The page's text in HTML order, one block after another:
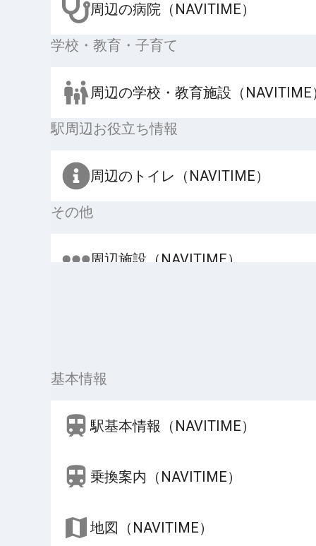
周辺の病院（NAVITIME）
学校・教育・子育て
周辺の学校・教育施設（NAVITIME
駅周辺お役立ち情報
周辺のトイレ（NAVITIME）
その他
周辺施設（NAVITIME）
基本情報
駅基本情報（NAVITIME）
乗換案内（NAVITIME）
地図（NAVITIME）